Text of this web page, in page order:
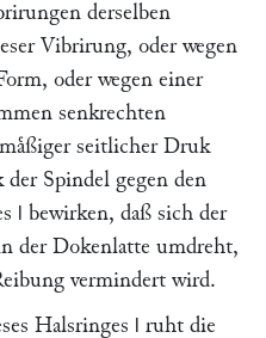
derselben
Vibrirung, oder wegen
oder wegen einer
senkrechten
seitlicher Druk
Spindel gegen den
bewirken, daß sich der
der Dokenlatte umdreht,
vermindert wird.
Halsringes
ruht die